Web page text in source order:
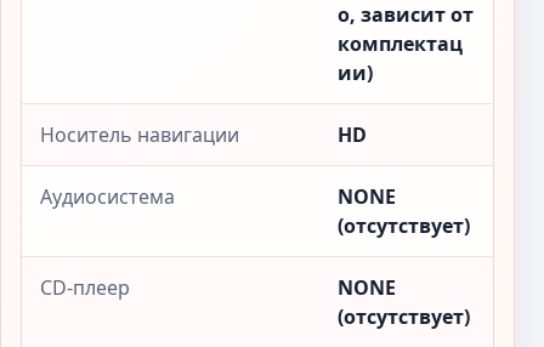
о, зависит от
комплектац
ии)
Носитель навигации HD
Аудиосистема
NONE
(отсутствует)
CD-плеер
NONE
(отсутствует)